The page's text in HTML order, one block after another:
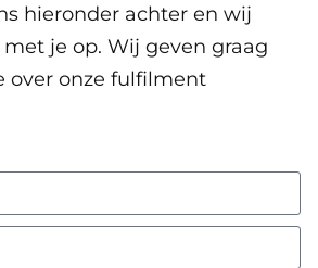
hieronder achter en wij
je op. Wij geven graag
over onze fulfilment